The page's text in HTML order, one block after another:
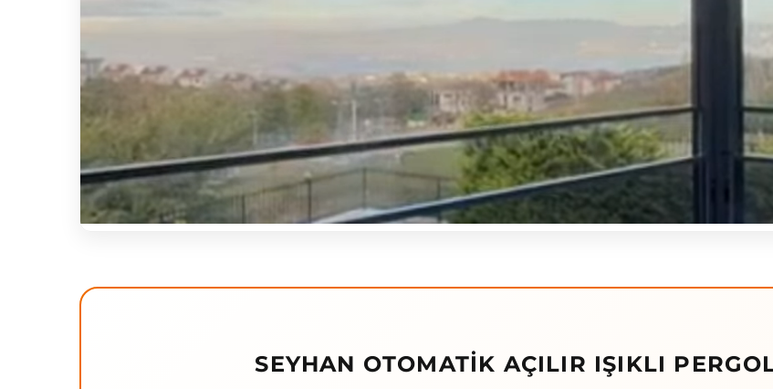
SEYHAN OTOMATIK AÇILIR IŞIKLI